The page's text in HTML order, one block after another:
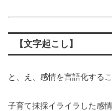
【文字起こし】
と、え、感情を言語化する
子育て抹採イライラした感